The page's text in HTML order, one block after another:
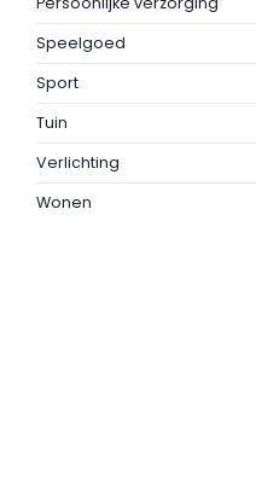
Speelgoed
Sport
Tuin
Verlichting
Wonen